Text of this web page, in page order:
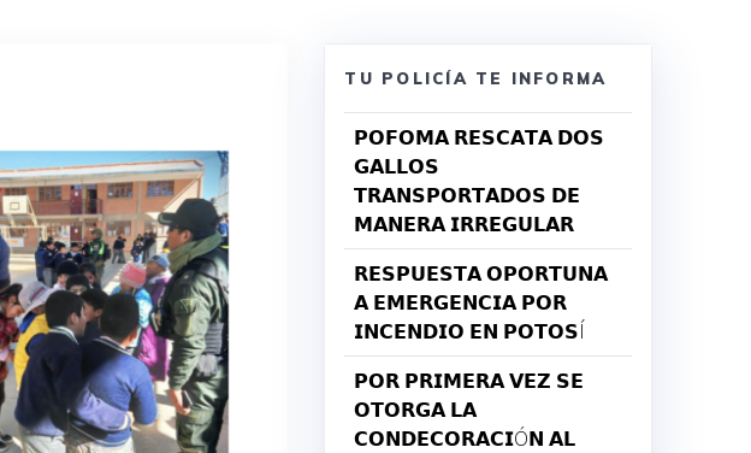
TU POLICÍA TE INFORMA
𝗣𝗢𝗙𝗢𝗠𝗔 𝗥𝗘𝗦𝗖𝗔𝗧𝗔 𝗗𝗢𝗦
𝗚𝗔𝗟𝗟𝗢𝗦
𝗧𝗥𝗔𝗡𝗦𝗣𝗢𝗥𝗧𝗔𝗗𝗢𝗦 𝗗𝗘
𝗠𝗔𝗡𝗘𝗥𝗔 𝗜𝗥𝗥𝗘𝗚𝗨𝗟𝗔𝗥
𝗥𝗘𝗦𝗣𝗨𝗘𝗦𝗧𝗔 𝗢𝗣𝗢𝗥𝗧𝗨𝗡𝗔
𝗔 𝗘𝗠𝗘𝗥𝗚𝗘𝗡𝗖𝗜𝗔 𝗣𝗢𝗥
𝗜𝗡𝗖𝗘𝗡𝗗𝗜𝗢 𝗘𝗡 𝗣𝗢𝗧𝗢𝗦Í
𝗣𝗢𝗥 𝗣𝗥𝗜𝗠𝗘𝗥𝗔 𝗩𝗘𝗭 𝗦𝗘
𝗢𝗧𝗢𝗥𝗚𝗔 𝗟𝗔
𝗖𝗢𝗡𝗗𝗘𝗖𝗢𝗥𝗔𝗖𝗜Ó𝗡 𝗔𝗟